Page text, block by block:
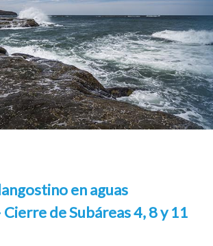
en aguas
Cierre de Subáreas 4, 8 y 11